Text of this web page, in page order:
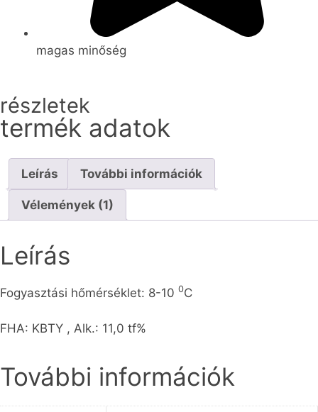
magas minőség
részletek
termék adatok
Leírás További információk
Vélemények (1)
Leírás
Fogyasztási hőmérséklet: 8-10 0C
FHA: KBTY , Alk.: 11,0 tf%
További információk